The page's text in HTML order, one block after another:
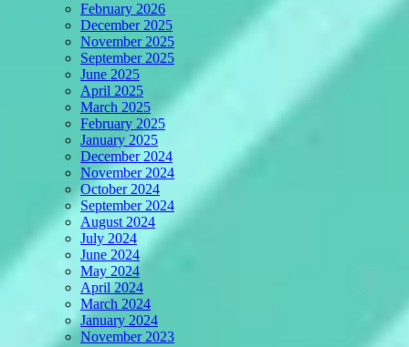
February 2026
December 2025
November 2025
September 2025
June 2025
April 2025
March 2025
February 2025
January 2025
December 2024
November 2024
October 2024
September 2024
August 2024
July 2024
June 2024
May 2024
April 2024
March 2024
January 2024
November 2023